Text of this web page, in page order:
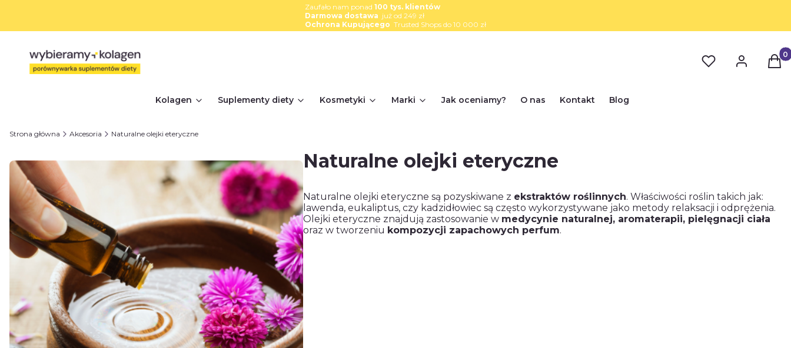
Zaufało nam ponad 100 tys. klientów
Darmowa dostawa już od 249 zł
Ochrona Kupującego Trusted Shops do 10 000 zł
Kolagen Suplementy diety Kosmetyki Marki Jak oceniamy? O nas Kontakt Blog
Strona główna Akcesoria Naturalne olejki eteryczne
Naturalne olejki eteryczne
Naturalne olejki eteryczne są pozyskiwane z ekstraktów roślinnych. Właściwości roślin takich jak:
lawenda, eukaliptus, czy kadzidłowiec są często wykorzystywane jako metody relaksacji i odprężenia.
Olejki eteryczne znajdują zastosowanie w medycynie naturalnej, aromaterapii, pielęgnacji ciała
oraz w tworzeniu kompozycji zapachowych perfum.